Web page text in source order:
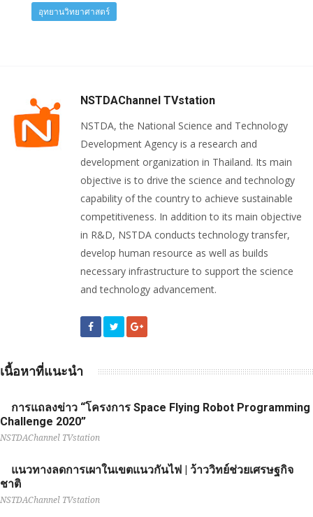
อุทยานวิทยาศาสตร์
NSTDAChannel TVstation
NSTDA, the National Science and Technology
Development Agency is a research and
development organization in Thailand. Its main
objective is to drive the science and technology
capability of the country to achieve sustainable
competitiveness. In addition to its main objective
in R&D, NSTDA conducts technology transfer,
develop human resource as well as builds
necessary infrastructure to support the science
and technology advancement.
เนื้อหาที่แนะนำ
การแถลงข่าว “โครงการ Space Flying Robot Programming
Challenge 2020”
NSTDAChannel TVstation
แนวทางลดการเผาในเขตแนวกันไฟ | ว้าววิทย์ช่วยเศรษฐกิจ
ชาติ
NSTDAChannel TVstation